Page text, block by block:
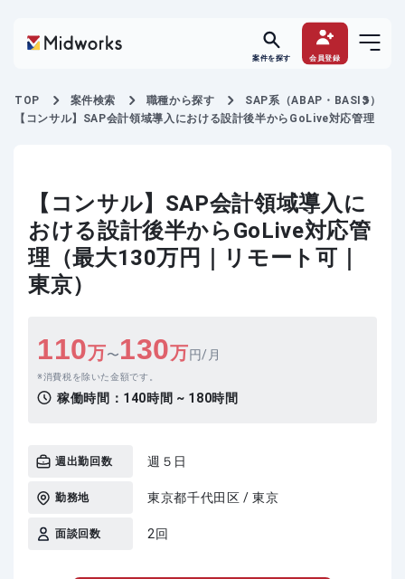
案件を探す 会員登録
TOP 案件検索 職種から探す
SAP系（ABAP・BASIS）
【コンサル】SAP会計領域導入における設計後半からGoLive対応管理
【コンサル】SAP会計領域導入に
おける設計後半からGoLive対応管
理（最大130万円｜リモート可｜
東京）
110万〜130万円/月
消費税を除いた金額です。
稼働時間： 140時間 ~ 180時間
週出勤回数 週５日
勤務地 東京都千代田区 / 東京
面談回数 2回